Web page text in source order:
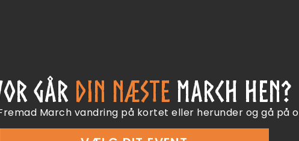
GÅR DIN NÆSTE MARCH HEN?
March vandring på kortet eller herunder og gå på